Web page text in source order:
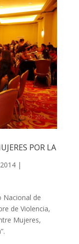
POR LA
|
Nacional de
de Violencia,
Mujeres,